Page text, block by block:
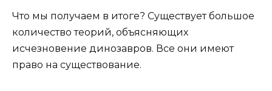
Что мы получаем в итоге? Существует большое
количество теорий, объясняющих
исчезновение динозавров. Все они имеют
право на существование.